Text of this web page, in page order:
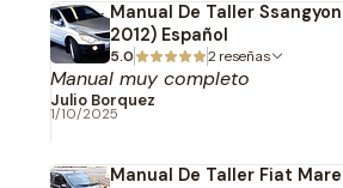
Manual De Taller
2012) Español
5.0 2 reseñas
Manual muy completo
Julio Borquez
1/10/2025
Manual De Taller Fiat